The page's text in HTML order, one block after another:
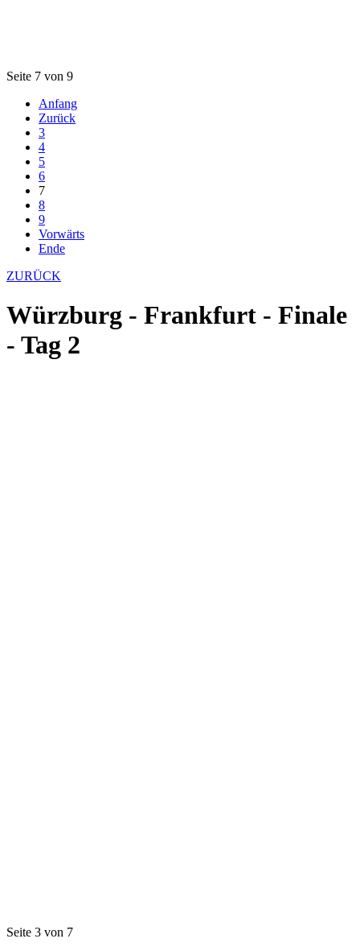
Seite 7 von 9
Anfang
Zurück
3
4
5
6
7
8
9
Vorwärts
Ende
ZURÜCK
Würzburg - Frankfurt - Finale
- Tag 2
Seite 3 von 7